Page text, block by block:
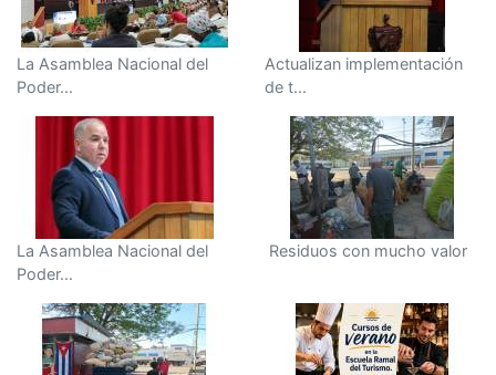
La Asamblea Nacional del
Poder...
Actualizan implementación
de t...
La Asamblea Nacional del
Poder...
Residuos con mucho valor